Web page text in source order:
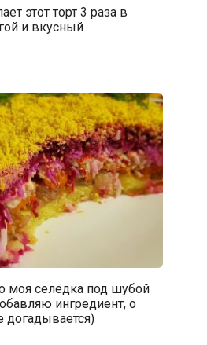
этот торт 3 раза в
и вкусный
моя селёдка под шубой
ингредиент, о
догадывается)